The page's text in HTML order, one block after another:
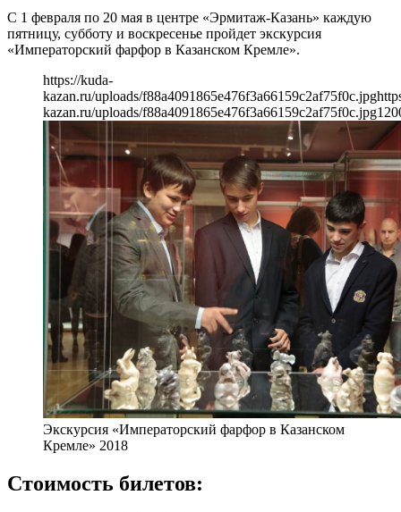
С 1 февраля по 20 мая в центре «Эрмитаж-Казань» каждую
пятницу, субботу и воскресенье пройдет экскурсия
«Императорский фарфор в Казанском Кремле».
https://kuda-
kazan.ru/uploads/f88a4091865e476f3a66159c2af75f0c.jpg
kazan.ru/uploads/f88a4091865e476f3a66159c2af75f0c.jpg
Экскурсия «Императорский фарфор в Казанском
Кремле» 2018
Стоимость билетов: